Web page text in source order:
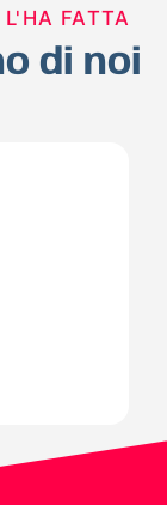
FATTA
di noi